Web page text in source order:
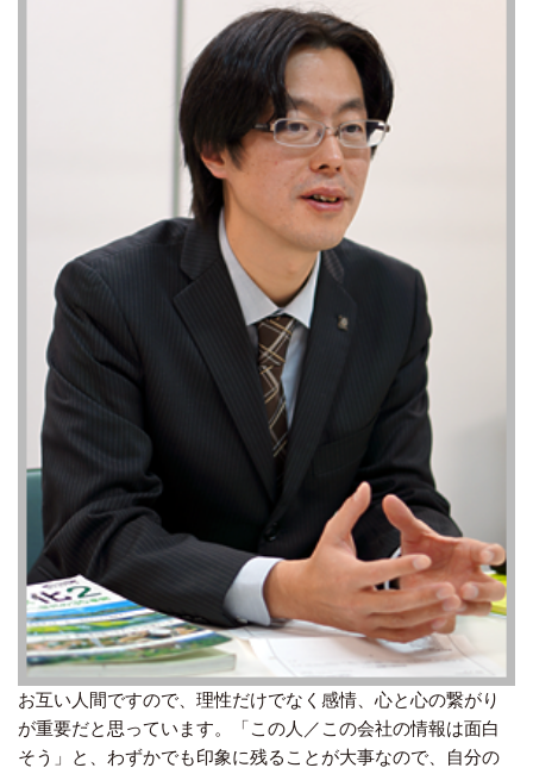
お互い人間ですので、理性だけでなく感情、心と心の繋がり
が重要だと思っています。「この人／この会社の情報は面白
そう」と、わずかでも印象に残ることが大事なので、自分の